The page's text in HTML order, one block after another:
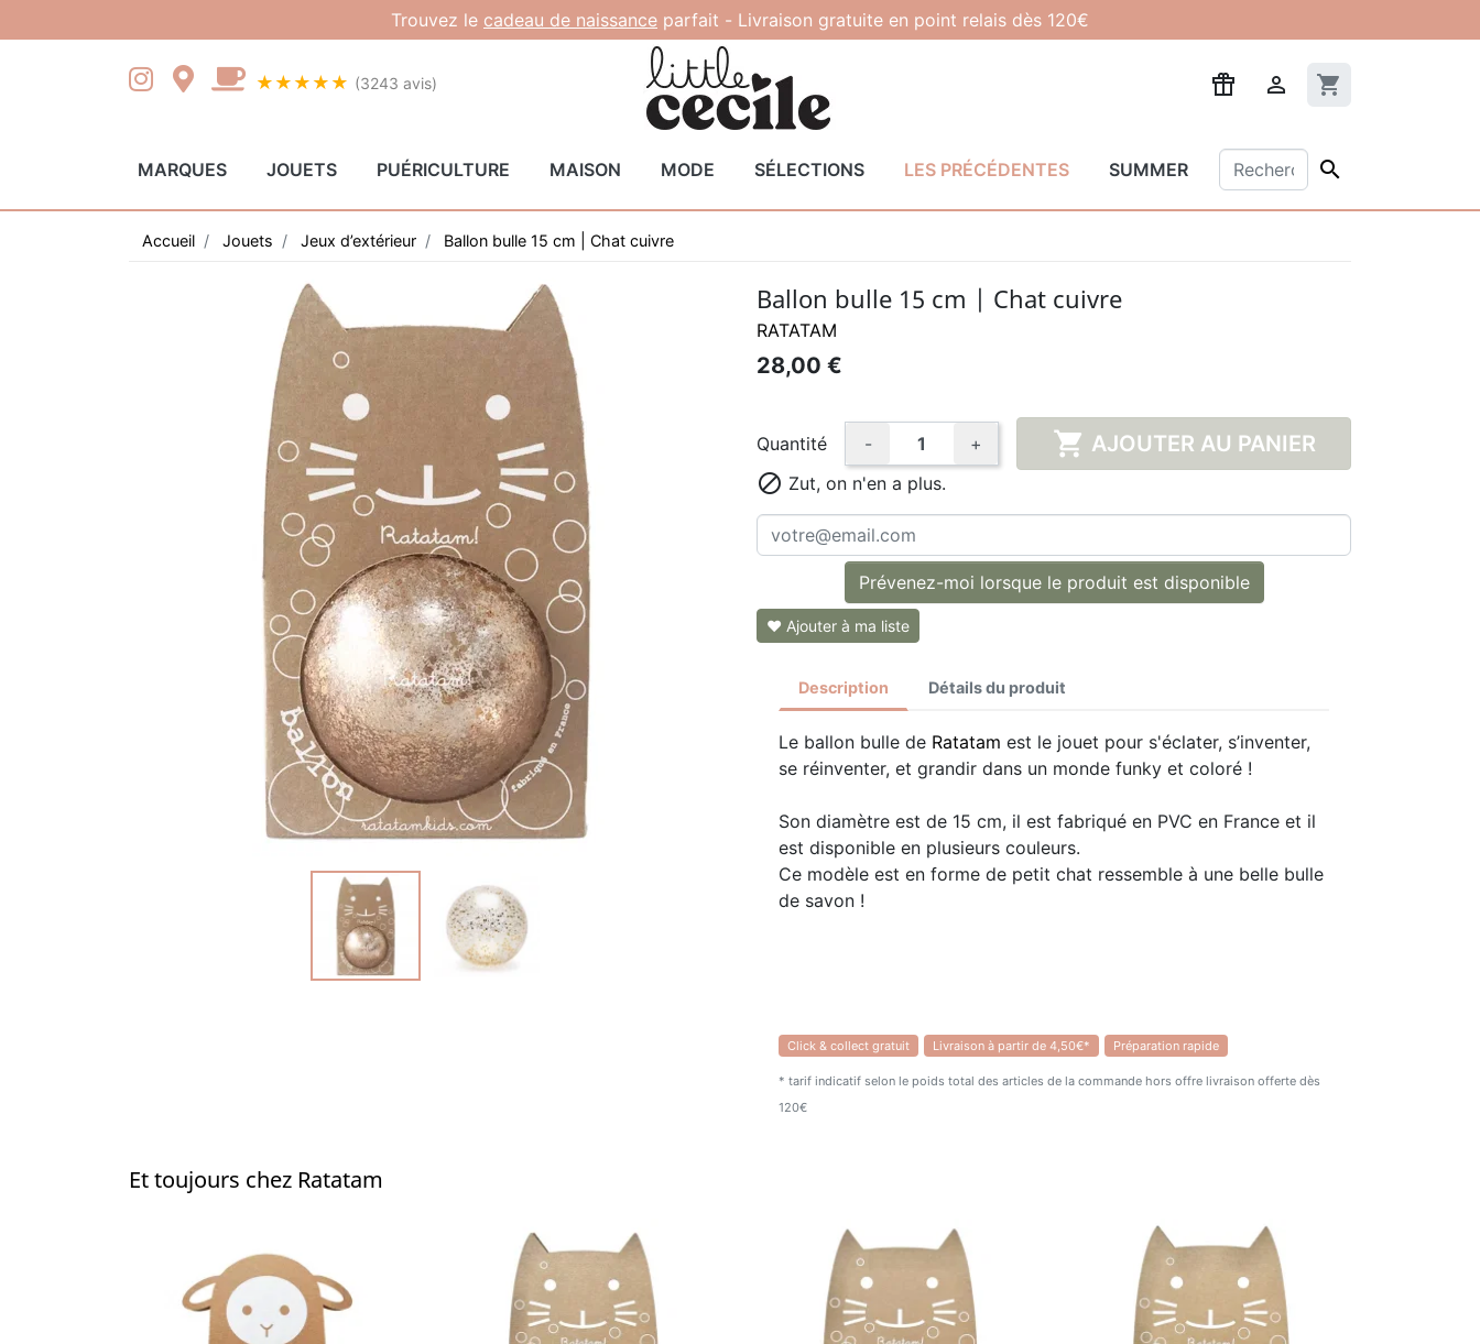
Trouvez le cadeau de naissance parfait - Livraison gratuite en point relais dès 120€
★★★★★ (3243 avis)  shopping_cart
MARQUES JOUETS PUÉRICULTURE MAISON MODE SÉLECTIONS LES PRÉCÉDENTES SUMMER 
Accueil Jouets Jeux d’extérieur Ballon bulle 15 cm | Chat cuivre
Ballon bulle 15 cm | Chat cuivre
RATATAM
28,00 €
Quantité - +  AJOUTER AU PANIER
 Zut, on n'en a plus.
Prévenez-moi lorsque le produit est disponible
❤ Ajouter à ma liste
Description Détails du produit
Le ballon bulle de Ratatam est le jouet pour s'éclater, s’inventer,
se réinventer, et grandir dans un monde funky et coloré !
Son diamètre est de 15 cm, il est fabriqué en PVC en France et il
est disponible en plusieurs couleurs.
Ce modèle est en forme de petit chat ressemble à une belle bulle
de savon !
Click & collect gratuit Livraison à partir de 4,50€* Préparation rapide
* tarif indicatif selon le poids total des articles de la commande hors offre livraison offerte dès
120€
Et toujours chez Ratatam